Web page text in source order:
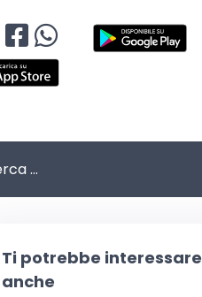
Ti potrebbe interessare
anche